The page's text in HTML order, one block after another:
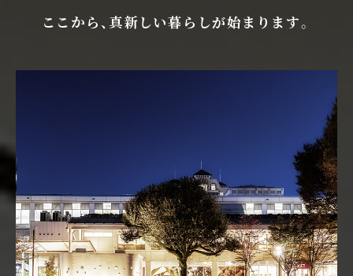
ここから、真新しい暮らしが始まります。